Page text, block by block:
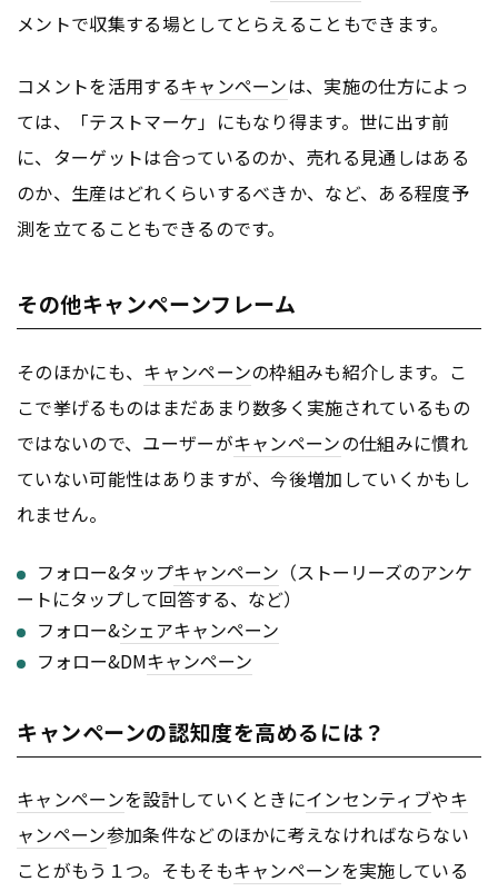
メントで収集する場としてとらえることもできます。
コメントを活用するキャンペーンは、実施の仕方によっ
ては、「テストマーケ」にもなり得ます。世に出す前
に、ターゲットは合っているのか、売れる見通しはある
のか、生産はどれくらいするべきか、など、ある程度予
測を立てることもできるのです。
その他キャンペーンフレーム
そのほかにも、 キャンペーンの枠組みも紹介します。こ
こで挙げるものはまだあまり数多く実施されているもの
ではないので、ユーザーがキャンペーンの仕組みに慣れ
ていない可能性はありますが、今後増加していくかもし
れません。
フォロー&タップキャンペーン （ストーリーズのアンケ
ートにタップして回答する、など）
フォロー&シェアキャンペーン
フォロー&DMキャンペーン
キャンペーンの認知度を高めるには？
キャンペーンを設計していくときにインセンティブやキ
ャンペーン参加条件などのほかに考えなければならない
ことがもう１つ。そもそもキャンペーンを実施している